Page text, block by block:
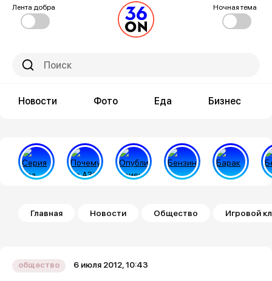
Лента добра Ночная тема
Новости Фото Еда Бизнес
Строка навигации
Главная Новости Общество Игровой
общество 6 июля 2012, 10:43